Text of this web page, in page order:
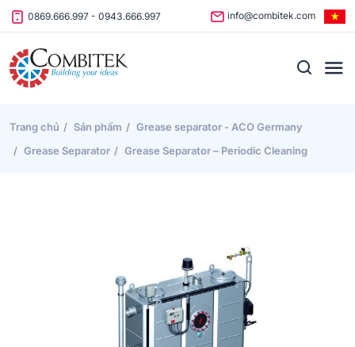
Skip to content
0869.666.997 - 0943.666.997 info@combitek.com
Trang chủ Sản phẩm
Grease separator - ACO Germany
Grease Separator
Grease Separator – Periodic Cleaning